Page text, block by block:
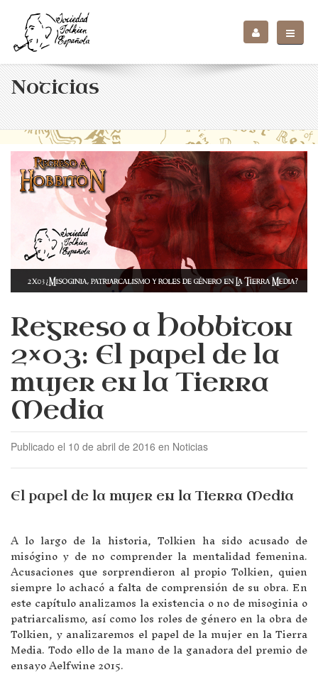
Noticias
Regreso a Hobbiton
2×03: El papel de la
mujer en la Tierra
Media
Publicado el 10 de abril de 2016 en Noticias
El papel de la mujer en la Tierra Media
A lo largo de la historia, Tolkien ha sido acusado de
misógino y de no comprender la mentalidad femenina.
Acusaciones que sorprendieron al propio Tolkien, quien
siempre lo achacó a falta de comprensión de su obra. En
este capítulo analizamos la existencia o no de misoginia o
patriarcalismo, así como los roles de género en la obra de
Tolkien, y analizaremos el papel de la mujer en la Tierra
Media. Todo ello de la mano de la ganadora del premio de
ensayo Aelfwine 2015.